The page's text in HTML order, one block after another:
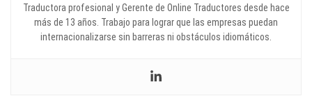
Traductora profesional y Gerente de Online Traductores desde hace
más de 13 años. Trabajo para lograr que las empresas puedan
internacionalizarse sin barreras ni obstáculos idiomáticos.